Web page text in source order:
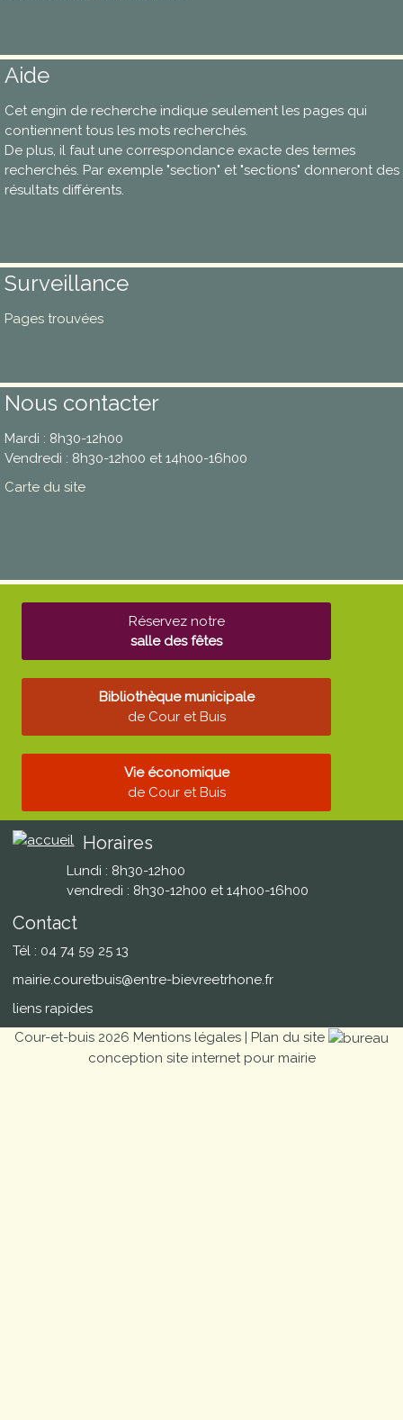
Aide
Cet engin de recherche indique seulement les pages qui
contiennent tous les mots recherchés.
De plus, il faut une correspondance exacte des termes
recherchés. Par exemple "section" et "sections" donneront des
résultats différents.
Surveillance
Pages trouvées
Nous contacter
Mardi : 8h30-12h00
Vendredi : 8h30-12h00 et 14h00-16h00
Carte du site
Réservez notre
salle des fêtes
Bibliothèque municipale
de Cour et Buis
Vie économique
de Cour et Buis
Horaires
Lundi : 8h30-12h00
vendredi : 8h30-12h00 et 14h00-16h00
Contact
Tél : 04 74 59 25 13
mairie.couretbuis@entre-bievreetrhone.fr
liens rapides
Cour-et-buis 2026 Mentions légales | Plan du site
conception site internet pour mairie